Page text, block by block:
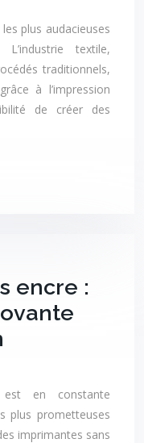
plus audacieuses
textile,
traditionnels,
à l’impression
de créer des
encre :
est en constante
plus prometteuses
imprimantes sans